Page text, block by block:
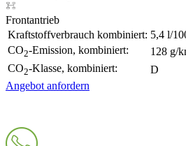
Frontantrieb
Kraftstoffverbrauch kombiniert: 5,4 l/
CO2-Emission, kombiniert:
128 g/
CO2-Klasse, kombiniert:
D
Angebot anfordern